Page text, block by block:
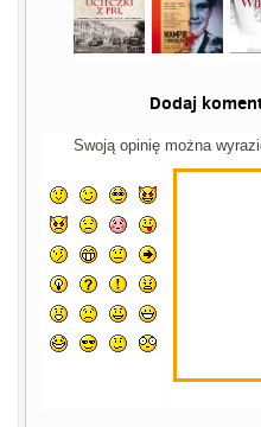
Dodaj
Swoją opinię można